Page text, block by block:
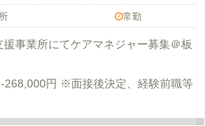
常勤
事業所にてケアマネジャー募集＠板
-268,000円 ※面接後決定、経験前職等